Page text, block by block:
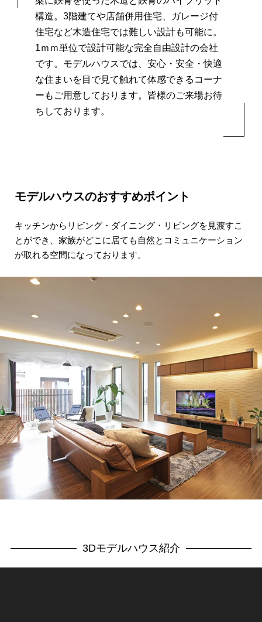
構造。 3階建てや店舗併用住宅、ガレージ付
住宅など木造住宅では難しい設計も可能に。
1ｍｍ単位で設計可能な完全自由設計の会社
です。 モデルハウスでは、安心・安全・快適
な住まいを目で見て触れて体感できるコーナ
ーもご用意しております。 皆様のご来場お待
ちしております。
モデルハウスのおすすめポイント
キッチンからリビング・ダイニング・リビングを 見渡すこ
とができ、家族がどこに居ても 自然とコミュニケーション
が取れる空間になっております。
3Dモデルハウス紹介